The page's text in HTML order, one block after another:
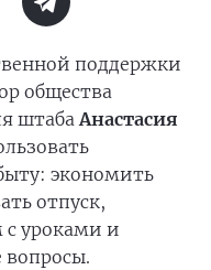
поддержки
общества
штабаАнастасия
экономить
отпуск,
с уроками и
вопросы.